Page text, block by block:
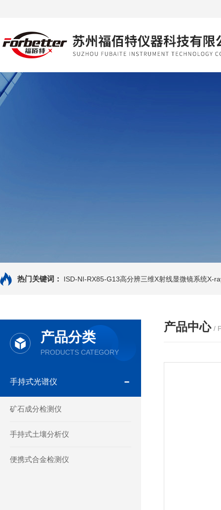
热门关键词： ISD-NI-RX85-G13高分辨三维X射线显微镜系统X-
产品分类
PRODUCTS CATEGORY
手持式光谱仪
矿石成分检测仪
手持式土壤分析仪
便携式合金检测仪
产品中心 /